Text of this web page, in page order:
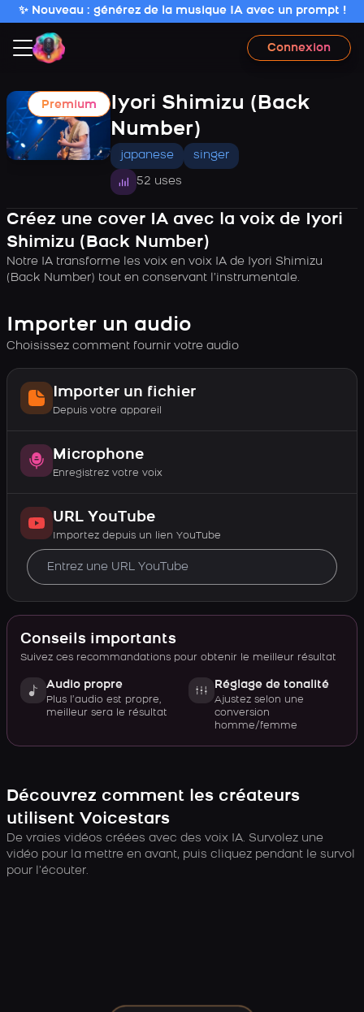
✨ Nouveau : générez de la musique IA avec un prompt !
Connexion
Premium
Iyori Shimizu (Back
Number)
japanese singer
52 uses
Créez une cover IA avec la voix de Iyori
Shimizu (Back Number)
Notre IA transforme les voix en voix IA de Iyori Shimizu
(Back Number) tout en conservant l’instrumentale.
Importer un audio
Choisissez comment fournir votre audio
Importer un fichier
Depuis votre appareil
Microphone
Enregistrez votre voix
URL YouTube
Importez depuis un lien YouTube
Conseils importants
Suivez ces recommandations pour obtenir le meilleur résultat
Audio propre
Plus l’audio est propre,
meilleur sera le résultat
Réglage de tonalité
Ajustez selon une
conversion
homme/femme
Découvrez comment les créateurs
utilisent Voicestars
De vraies vidéos créées avec des voix IA. Survolez une
vidéo pour la mettre en avant, puis cliquez pendant le survol
pour l’écouter.